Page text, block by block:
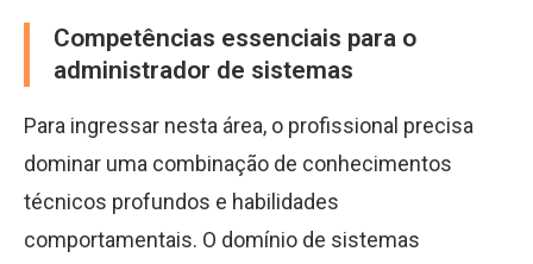
Competências essenciais para o
administrador de sistemas
Para ingressar nesta área, o profissional precisa
dominar uma combinação de conhecimentos
técnicos profundos e habilidades
comportamentais. O domínio de sistemas